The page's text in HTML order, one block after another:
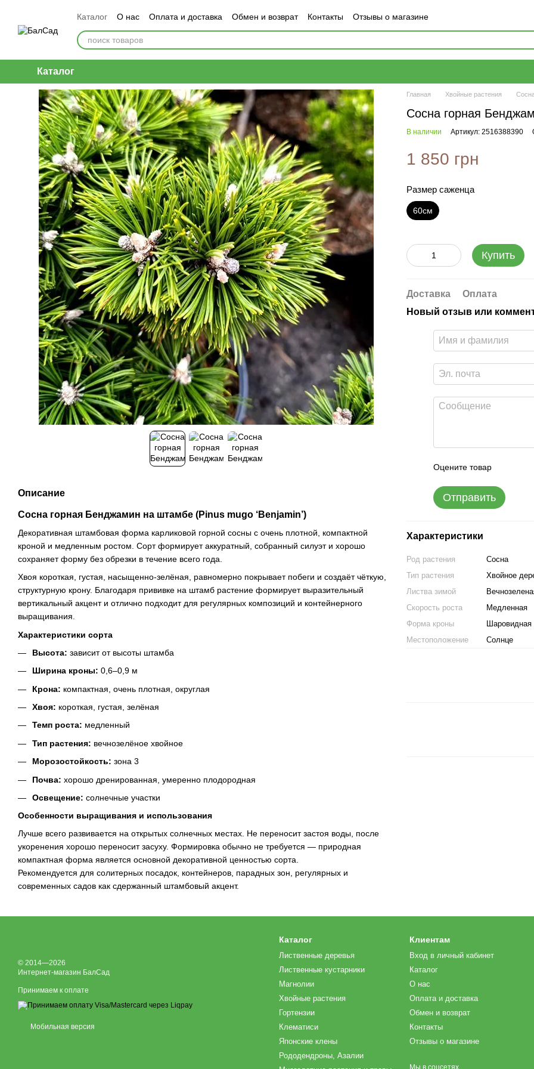
Каталог О нас Оплата и доставка Обмен и возврат Контакты Отзывы о магазине
Каталог
Описание
Сосна горная Бенджамин на штамбе (Pinus mugo ‘Benjamin’)
Декоративная штамбовая форма карликовой горной сосны с очень плотной, компактной
кроной и медленным ростом. Сорт формирует аккуратный, собранный силуэт и хорошо
сохраняет форму без обрезки в течение всего года.
Хвоя короткая, густая, насыщенно-зелёная, равномерно покрывает побеги и создаёт чёткую,
структурную крону. Благодаря прививке на штамб растение формирует выразительный
вертикальный акцент и отлично подходит для регулярных композиций и контейнерного
выращивания.
Характеристики сорта
Высота: зависит от высоты штамба
Ширина кроны: 0,6–0,9 м
Крона: компактная, очень плотная, округлая
Хвоя: короткая, густая, зелёная
Темп роста: медленный
Тип растения: вечнозелёное хвойное
Морозостойкость: зона 3
Почва: хорошо дренированная, умеренно плодородная
Освещение: солнечные участки
Особенности выращивания и использования
Лучше всего развивается на открытых солнечных местах. Не переносит застоя воды, после
укоренения хорошо переносит засуху. Формировка обычно не требуется — природная
компактная форма является основной декоративной ценностью сорта.
Рекомендуется для солитерных посадок, контейнеров, парадных зон, регулярных и
современных садов как сдержанный штамбовый акцент.
Главная Хвойные растения
Сосна горная
В наличии Артикул: 2516388390
1 850 грн
Размер саженца
60см
Купить
Доставка
Оплата
Новый отзыв или
Оцените товар
Отправить
Характеристики
Род растения
Сосна
Тип растения
Хвойное
Листва зимой
Скорость роста
Медленная
Форма кроны
Шаровидная
Местоположение
Солнце
© 2014—2026
Интернет-магазин БалСад
Принимаем к оплате
Мобильная версия
Каталог
Лиственные деревья
Лиственные кустарники
Магнолии
Хвойные растения
Гортензии
Клематиси
Японские клены
Рододендроны, Азалии
Клиентам
Вход в личный кабинет
Каталог
О нас
Оплата и доставка
Обмен и возврат
Контакты
Отзывы о магазине